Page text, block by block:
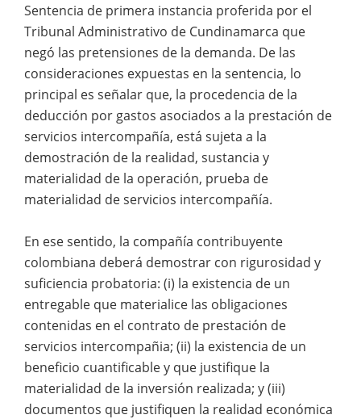
Sentencia de primera instancia proferida por el
Tribunal Administrativo de Cundinamarca que
negó las pretensiones de la demanda. De las
consideraciones expuestas en la sentencia, lo
principal es señalar que, la procedencia de la
deducción por gastos asociados a la prestación de
servicios intercompañía, está sujeta a la
demostración de la realidad, sustancia y
materialidad de la operación, prueba de
materialidad de servicios intercompañía.
En ese sentido, la compañía contribuyente
colombiana deberá demostrar con rigurosidad y
suficiencia probatoria: (i) la existencia de un
entregable que materialice las obligaciones
contenidas en el contrato de prestación de
servicios intercompañia; (ii) la existencia de un
beneficio cuantificable y que justifique la
materialidad de la inversión realizada; y (iii)
documentos que justifiquen la realidad económica